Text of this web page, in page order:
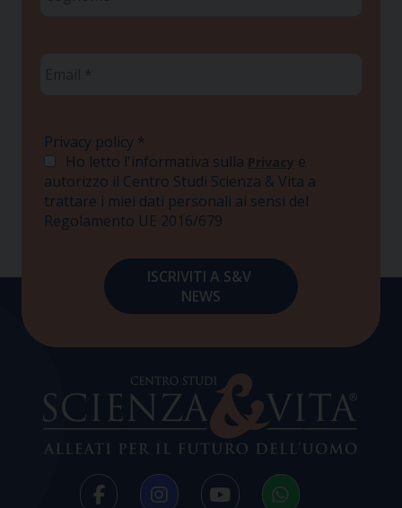
Privacy policy *
Ho letto l'informativa sulla Privacy e
autorizzo il Centro Studi Scienza & Vita a
trattare i miei dati personali ai sensi del
Regolamento UE 2016/679